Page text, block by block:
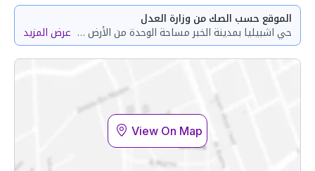
الموقع حسب الصك من وزارة العدل
حي اشبيليا بمدينة الخبر مساحة الوحدة من الأرض 36.66 متر وتختص من المنافع والأجزاء المشتركة بمساحة 84.31 متر
عرض المزيد
View On Map